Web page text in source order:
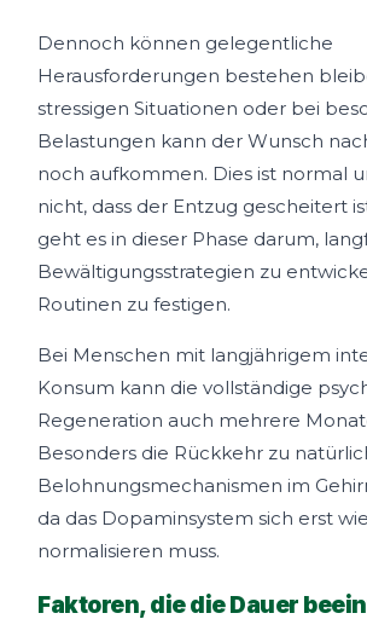
Dennoch können gelegentliche
Herausforderungen bestehen
stressigen Situationen oder bei
Belastungen kann der Wunsch
noch aufkommen. Dies ist normal
nicht, dass der Entzug gescheitert
geht es in dieser Phase darum,
Bewältigungsstrategien zu
Routinen zu festigen.
Bei Menschen mit langjährigem
Konsum kann die vollständige
Regeneration auch mehrere
Besonders die Rückkehr zu
Belohnungsmechanismen im
da das Dopaminsystem sich erst
normalisieren muss.
Faktoren, die die Dauer